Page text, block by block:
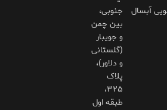
جنوبی،
بین چمن
و جویبار
(گلستانی
و دلاور)،
پلاک
۳۲۵،
طبقه اول